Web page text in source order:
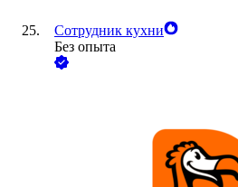
Сотрудник кухни
Без опыта